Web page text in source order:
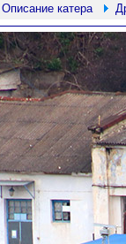
Описание катера